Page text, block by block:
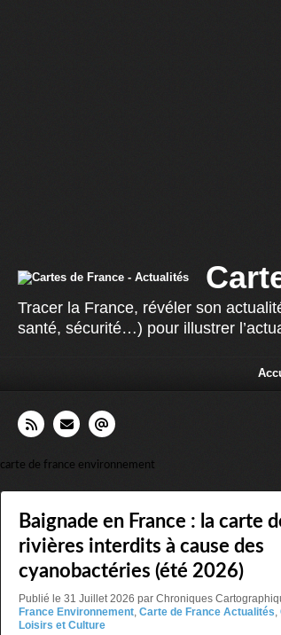
Tracer la France, révéler son
santé, sécurité…) pour illustrer
carte de france environnement
Baignade en France : la carte
rivières interdits à cause des
cyanobactéries (été 2026)
Publié le 31 Juillet 2026 par Chroniques
France Environnement, Carte de France Actualités,
Loisirs et Culture